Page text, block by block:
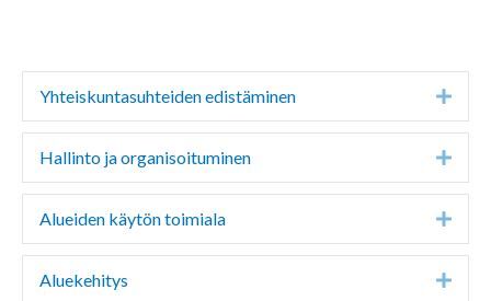
Yhteiskuntasuhteiden edistäminen
Hallinto ja organisoituminen
Alueiden käytön toimiala
Aluekehitys